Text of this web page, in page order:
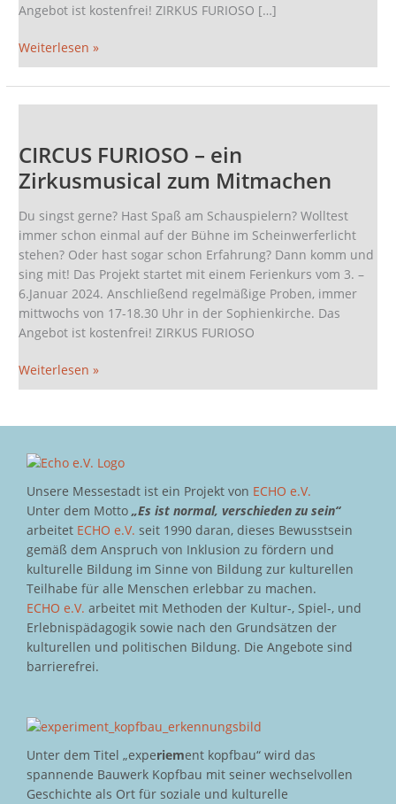
Angebot ist kostenfrei! ZIRKUS FURIOSO […]
Weiterlesen »
CIRCUS FURIOSO – ein
Zirkusmusical zum Mitmachen
Du singst gerne? Hast Spaß am Schauspielern? Wolltest
immer schon einmal auf der Bühne im Scheinwerferlicht
stehen? Oder hast sogar schon Erfahrung? Dann komm und
sing mit! Das Projekt startet mit einem Ferienkurs vom 3. –
6.Januar 2024. Anschließend regelmäßige Proben, immer
mittwochs von 17-18.30 Uhr in der Sophienkirche. Das
Angebot ist kostenfrei! ZIRKUS FURIOSO
–
ein
Zirkusmusical
zum
Mitmachen
Weiterlesen »
Unsere Messestadt ist ein Projekt von ECHO e.V.
Unter dem Motto „Es ist normal, verschieden zu sein“
arbeitet ECHO e.V. seit 1990 daran, dieses Bewusstsein
gemäß dem Anspruch von Inklusion zu fördern und
kulturelle Bildung im Sinne von Bildung zur kulturellen
Teilhabe für alle Menschen erlebbar zu machen.
ECHO e.V. arbeitet mit Methoden der Kultur-, Spiel-, und
Erlebnispädagogik sowie nach den Grundsätzen der
kulturellen und politischen Bildung. Die Angebote sind
barrierefrei.
Unter dem Titel „experiement kopfbau“ wird das
spannende Bauwerk Kopfbau mit seiner wechselvollen
Geschichte als Ort für soziale und kulturelle